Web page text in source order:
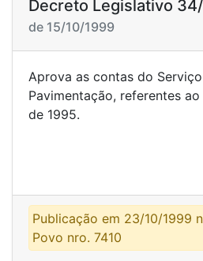
Decreto Legislativo
de 15/10/1999
Aprova as contas do
Pavimentação, referentes
de
Publicação em 23/10/1999
Povo nro. 7410